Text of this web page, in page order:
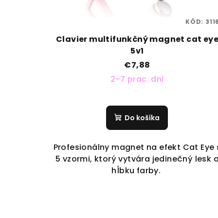
Clavier multifunkčný magnet cat eye
5v1
€7,88
2-7 prac. dni
Do košíka
Profesionálny magnet na efekt Cat Eye
5 vzormi, ktorý vytvára jedinečný lesk a
hĺbku farby.
KÓD: